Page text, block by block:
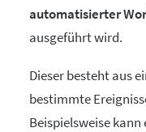
automatisierter
ausgeführt wird.
Dieser besteht aus
bestimmte
Beispielsweise kann